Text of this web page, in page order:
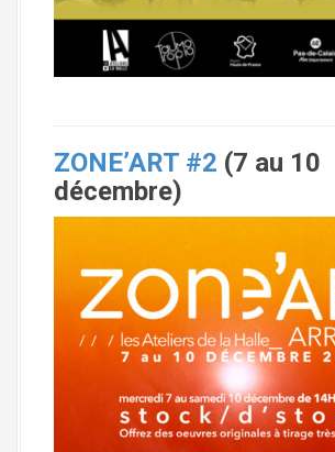
ZONE’ART #2 (7 au 10
décembre)